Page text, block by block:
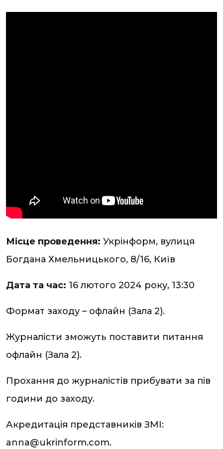
Місце проведення: Укрінформ, вулиця
Богдана Хмельницького, 8/16, Київ
Дата та час: 16 лютого 2024 року, 13:30
Формат заходу – офлайн (Зала 2).
Журналісти зможуть поставити питання
офлайн (Зала 2).
Прохання до журналістів прибувати за пів
години до заходу.
Акредитація представників ЗМІ:
anna@ukrinform.com.